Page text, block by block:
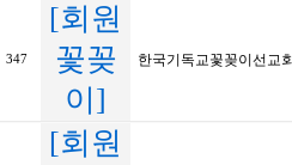
347
[회원
꽃꽂
이]
한국기독교꽃꽂이선교
[회원